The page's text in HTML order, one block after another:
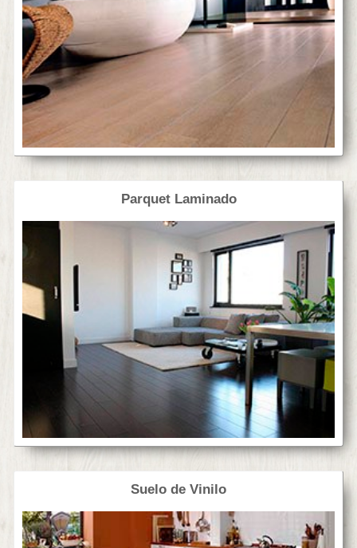
Parquet Laminado
Suelo de Vinilo